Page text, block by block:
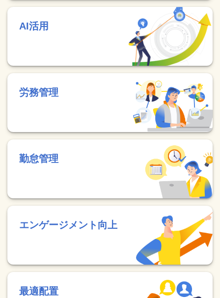
AI活用
労務管理
勤怠管理
エンゲージメント向上
最適配置